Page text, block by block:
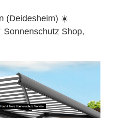
(Deidesheim) ☀️
Shop,